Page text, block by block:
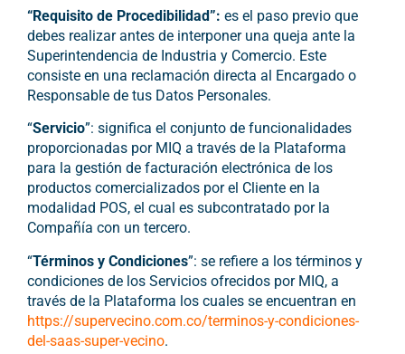
“Requisito de Procedibilidad”: es el paso previo que
debes realizar antes de interponer una queja ante la
Superintendencia de Industria y Comercio. Este
consiste en una reclamación directa al Encargado o
Responsable de tus Datos Personales.
“Servicio”: significa el conjunto de funcionalidades
proporcionadas por MIQ a través de la Plataforma
para la gestión de facturación electrónica de los
productos comercializados por el Cliente en la
modalidad POS, el cual es subcontratado por la
Compañía con un tercero.
“Términos y Condiciones”: se refiere a los términos y
condiciones de los Servicios ofrecidos por MIQ, a
través de la Plataforma los cuales se encuentran en
https://supervecino.com.co/terminos-y-condiciones-
del-saas-super-vecino.